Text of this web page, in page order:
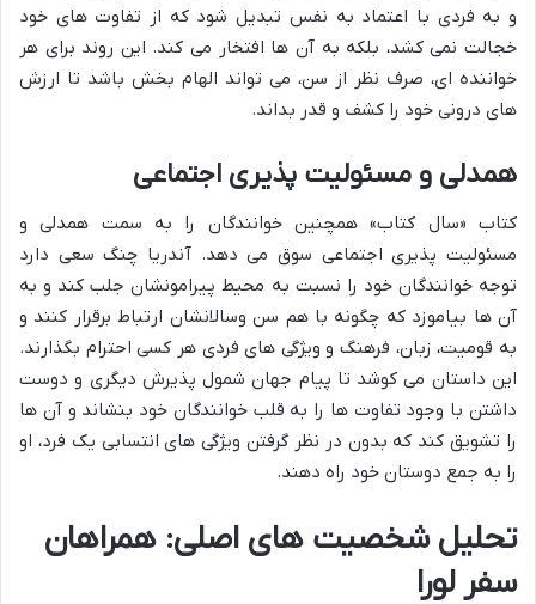
و به فردی با اعتماد به نفس تبدیل شود که از تفاوت های خود
خجالت نمی کشد، بلکه به آن ها افتخار می کند. این روند برای هر
خواننده ای، صرف نظر از سن، می تواند الهام بخش باشد تا ارزش
های درونی خود را کشف و قدر بداند.
همدلی و مسئولیت پذیری اجتماعی
کتاب «سال کتاب» همچنین خوانندگان را به سمت همدلی و
مسئولیت پذیری اجتماعی سوق می دهد. آندریا چنگ سعی دارد
توجه خوانندگان خود را نسبت به محیط پیرامونشان جلب کند و به
آن ها بیاموزد که چگونه با هم سن وسالانشان ارتباط برقرار کنند و
به قومیت، زبان، فرهنگ و ویژگی های فردی هر کسی احترام بگذارند.
این داستان می کوشد تا پیام جهان شمول پذیرش دیگری و دوست
داشتن با وجود تفاوت ها را به قلب خوانندگان خود بنشاند و آن ها
را تشویق کند که بدون در نظر گرفتن ویژگی های انتسابی یک فرد، او
را به جمع دوستان خود راه دهند.
تحلیل شخصیت های اصلی: همراهان
سفر لورا